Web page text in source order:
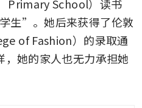
Primary School）读书
生”。她后来获得了伦敦
of Fashion）的录取通
她的家人也无力承担她